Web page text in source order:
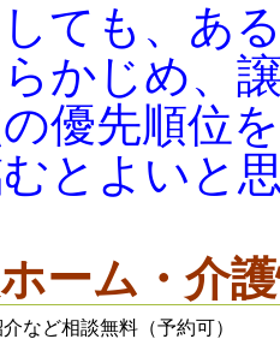
ても、あ
かじめ、
優先順位
とよいと
ーム・介
など相談無料（予約可）